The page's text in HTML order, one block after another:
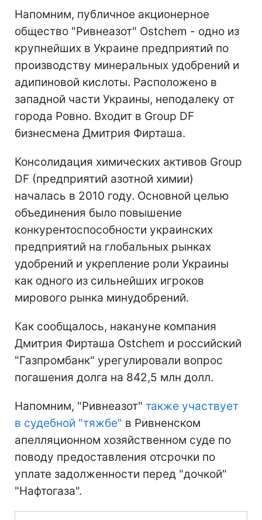
Напомним, публичное акционерное
общество "Ривнеазот" Ostchem - одно из
крупнейших в Украине предприятий по
производству минеральных удобрений и
адипиновой кислоты. Расположено в
западной части Украины, неподалеку от
города Ровно. Входит в Group DF
бизнесмена Дмитрия Фирташа.
Консолидация химических активов Group
DF (предприятий азотной химии)
началась в 2010 году. Основной целью
объединения было повышение
конкурентоспособности украинских
предприятий на глобальных рынках
удобрений и укрепление роли Украины
как одного из сильнейших игроков
мирового рынка минудобрений.
Как сообщалось, накануне компания
Дмитрия Фирташа Ostchem и российский
"Газпромбанк" урегулировали вопрос
погашения долга на 842,5 млн долл.
Напомним, "Ривнеазот" также участвует
в судебной "тяжбе" в Ривненском
апелляционном хозяйственном суде по
поводу предоставления отсрочки по
уплате задолженности перед "дочкой"
"Нафтогаза".